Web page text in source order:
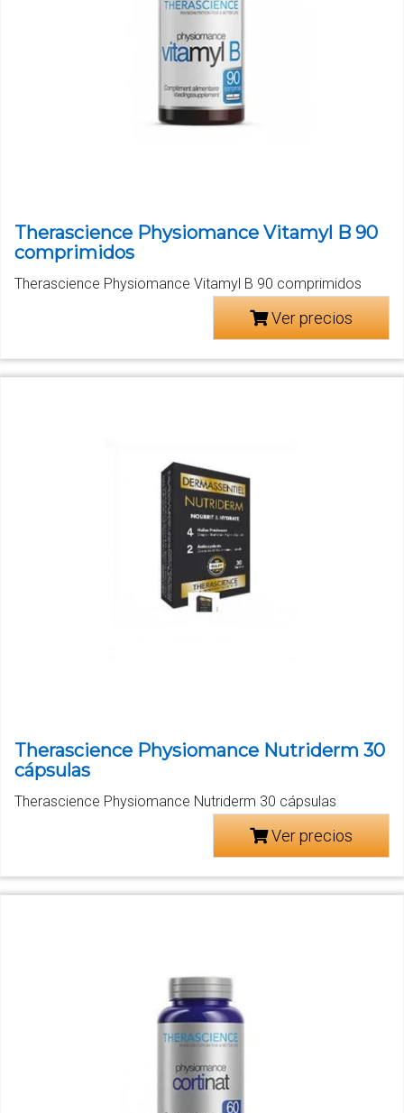
Therascience Physiomance Vitamyl B 90
comprimidos
Therascience Physiomance Vitamyl B 90 comprimidos
Ver precios
Therascience Physiomance Nutriderm 30
cápsulas
Therascience Physiomance Nutriderm 30 cápsulas
Ver precios